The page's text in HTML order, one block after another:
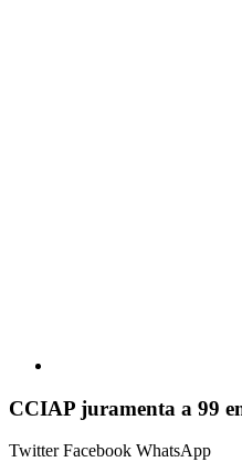
CCIAP juramenta a 99
TwitterFacebook WhatsApp